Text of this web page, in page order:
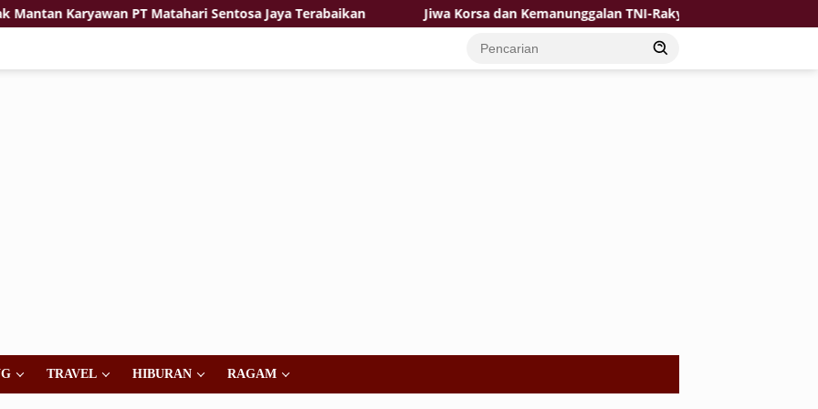
Karyawan PT Matahari Sentosa Jaya Terabaikan Jiwa Korsa dan Kemanunggalan TNI-Rakyat Jadi Kekuatan TMMD di
TRAVEL HIBURAN RAGAM